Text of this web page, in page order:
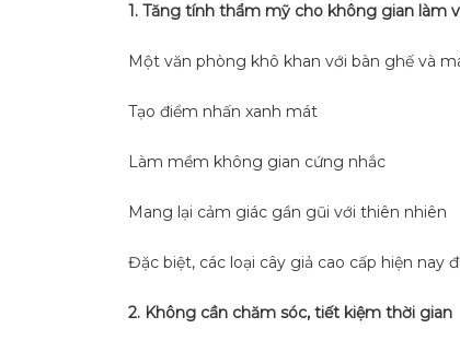
1. Tăng tính thẩm mỹ cho không gian làm
Một văn phòng khô khan với bàn ghế và
Tạo điểm nhấn xanh mát
Làm mềm không gian cứng nhắc
Mang lại cảm giác gần gũi với thiên nhiên
Đặc biệt, các loại cây giả cao cấp hiện
2. Không cần chăm sóc, tiết kiệm thời gian